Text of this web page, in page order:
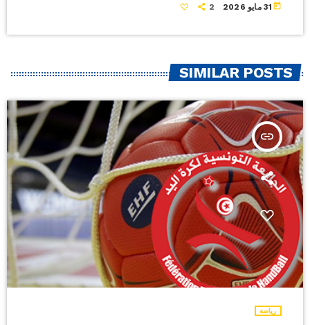
today 31 مايو 2026 2
SIMILAR POSTS
insert_link
رياضة